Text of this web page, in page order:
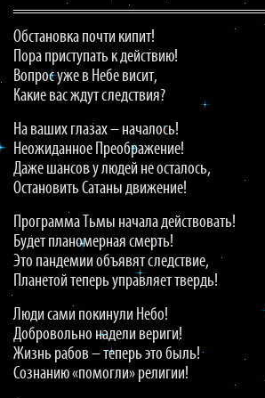
Обстановка почти кипит!
Пора приступать к действию!
Вопрос уже в Небе висит,
Какие вас ждут следствия?
На ваших глазах – началось!
Неожиданное Преображение!
Даже шансов у людей не осталось,
Остановить Сатаны движение!
Программа Тьмы начала действовать!
Будет планомерная смерть!
Это пандемии объявят следствие,
Планетой теперь управляет твердь!
Люди сами покинули Небо!
Добровольно надели вериги!
Жизнь рабов – теперь это быль!
Сознанию «помогли» религии!